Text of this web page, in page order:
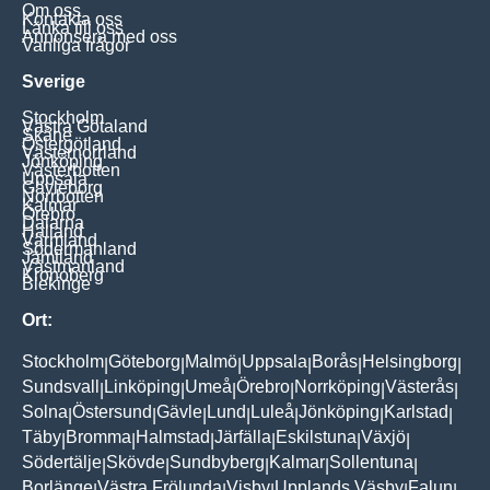
Om oss
Kontakta oss
Länka till oss
Annonsera med oss
Vanliga frågor
Sverige
Stockholm
Västra Götaland
Skåne
Östergötland
Västernorrland
Jönköping
Västerbotten
Uppsala
Gävleborg
Norrbotten
Kalmar
Örebro
Dalarna
Halland
Värmland
Södermanland
Jämtland
Västmanland
Kronoberg
Blekinge
Ort:
Stockholm Göteborg Malmö Uppsala Borås Helsingborg
Sundsvall
Linköping Umeå Örebro Norrköping Västerås
Solna Östersund Gävle Lund Luleå Jönköping Karlstad
Täby Bromma Halmstad Järfälla Eskilstuna Växjö
Södertälje Skövde Sundbyberg Kalmar Sollentuna